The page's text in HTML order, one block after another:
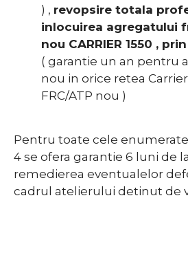
) , revopsire totala
inlocuirea agregatului
nou CARRIER 1550 ,
( garantie un an pentru
nou in orice retea
FRC/ATP nou )
Pentru toate cele
4 se ofera garantie 6 luni de
remedierea eventualelor
cadrul atelierului detinut de